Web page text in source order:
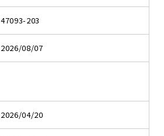
47093-203
2026/08/07
2026/04/20